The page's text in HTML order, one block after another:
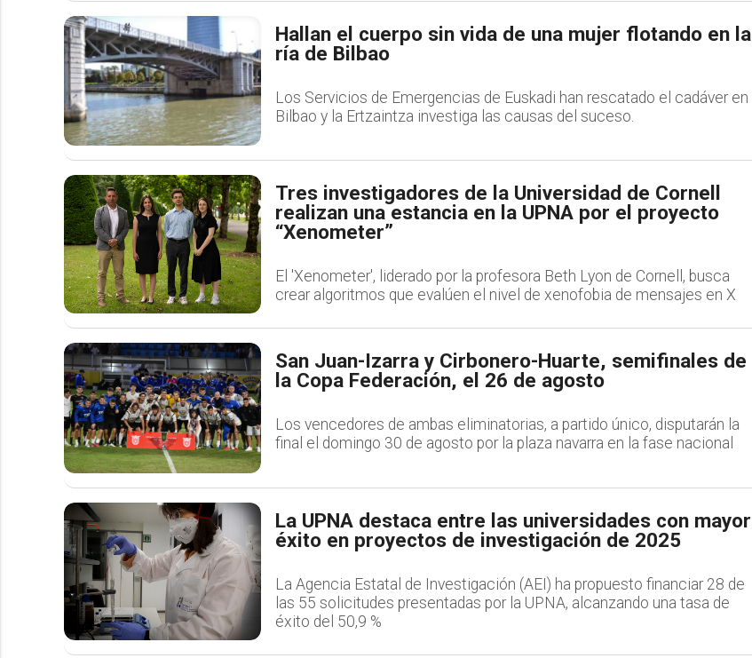
Hallan el cuerpo sin vida de una mujer flotando en la
ría de Bilbao
Los Servicios de Emergencias de Euskadi han rescatado el cadáver en
Bilbao y la Ertzaintza investiga las causas del suceso.
Tres investigadores de la Universidad de Cornell
realizan una estancia en la UPNA por el proyecto
“Xenometer”
El 'Xenometer', liderado por la profesora Beth Lyon de Cornell, busca
crear algoritmos que evalúen el nivel de xenofobia de mensajes en X
San Juan-Izarra y Cirbonero-Huarte, semifinales de
la Copa Federación, el 26 de agosto
Los vencedores de ambas eliminatorias, a partido único, disputarán la
final el domingo 30 de agosto por la plaza navarra en la fase nacional
La UPNA destaca entre las universidades con mayor
éxito en proyectos de investigación de 2025
La Agencia Estatal de Investigación (AEI) ha propuesto financiar 28 de
las 55 solicitudes presentadas por la UPNA, alcanzando una tasa de
éxito del 50,9 %